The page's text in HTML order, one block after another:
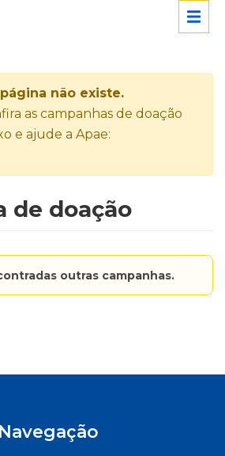
não existe.
as campanhas de doação
e ajude a Apae:
de doação
outras campanhas.
Navegação